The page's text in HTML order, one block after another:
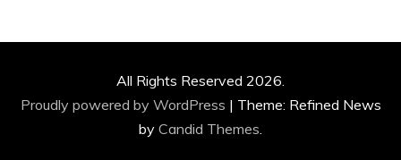
All Rights Reserved 2026.
Proudly powered by WordPress | Theme: Refined News
by Candid Themes